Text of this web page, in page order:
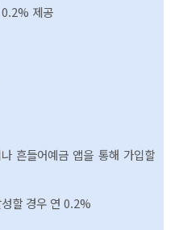
제공
흔들어예금 앱을 통해 가입할
할 경우 연 0.2%